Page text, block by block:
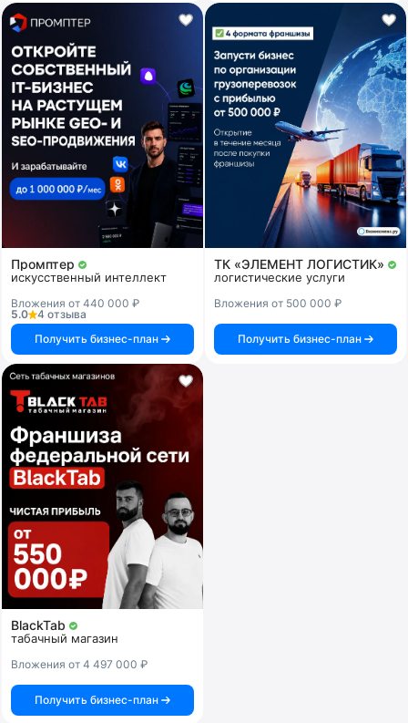
Промптер
искусственный интеллект
Вложения от 440 000 ₽
5.0
4 отзыва
Получить бизнес-план
ТК «ЭЛЕМЕНТ ЛОГИСТИК»
логистические услуги
Вложения от 500 000 ₽
Получить бизнес-план
BlackTab
табачный магазин
Вложения от 4 497 000 ₽
Получить бизнес-план